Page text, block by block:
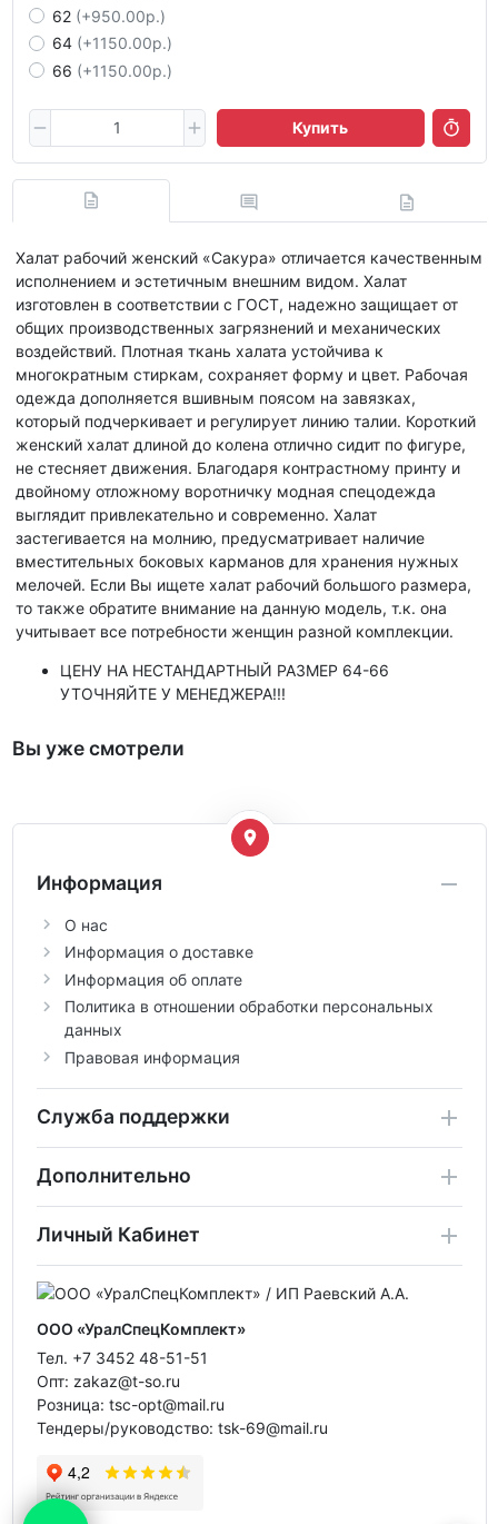
62 (+950.00р.)
64 (+1150.00р.)
66 (+1150.00р.)
Купить
Халат рабочий женский «Сакура» отличается качественным
исполнением и эстетичным внешним видом. Халат
изготовлен в соответствии с ГОСТ, надежно защищает от
общих производственных загрязнений и механических
воздействий. Плотная ткань халата устойчива к
многократным стиркам, сохраняет форму и цвет. Рабочая
одежда дополняется вшивным поясом на завязках,
который подчеркивает и регулирует линию талии. Короткий
женский халат длиной до колена отлично сидит по фигуре,
не стесняет движения. Благодаря контрастному принту и
двойному отложному воротничку модная спецодежда
выглядит привлекательно и современно. Халат
застегивается на молнию, предусматривает наличие
вместительных боковых карманов для хранения нужных
мелочей. Если Вы ищете халат рабочий большого размера,
то также обратите внимание на данную модель, т.к. она
учитывает все потребности женщин разной комплекции.
ЦЕНУ НА НЕСТАНДАРТНЫЙ РАЗМЕР 64-66
УТОЧНЯЙТЕ У МЕНЕДЖЕРА!!!
Вы уже смотрели
Информация
О нас
Информация о доставке
Информация об оплате
Политика в отношении обработки персональных
данных
Правовая информация
Служба поддержки
Дополнительно
Личный Кабинет
ООО «УралСпецКомплект»
Тел. +7 3452 48-51-51
Опт: zakaz@t-so.ru
Розница: tsc-opt@mail.ru
Тендеры/руководство: tsk-69@mail.ru